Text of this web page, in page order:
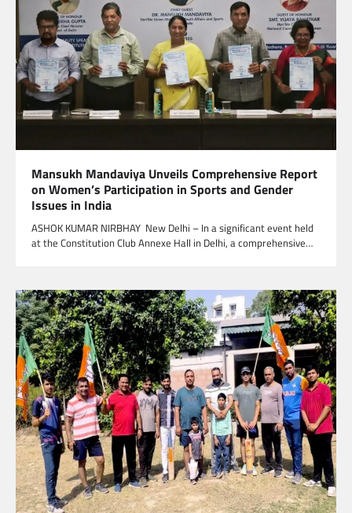
Mansukh Mandaviya Unveils Comprehensive Report
on Women’s Participation in Sports and Gender
Issues in India
ASHOK KUMAR NIRBHAY New Delhi – In a significant event held
at the Constitution Club Annexe Hall in Delhi, a comprehensive…